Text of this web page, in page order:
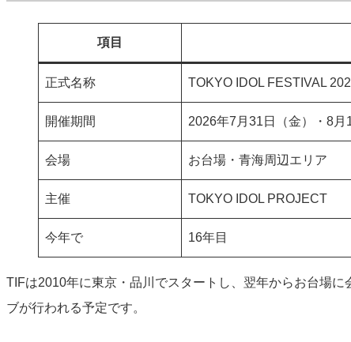
項目
正式名称 TOKYO IDOL FESTIVAL
開催期間 2026年7月31日（金）・8月
会場 お台場・青海周辺エリア
主催 TOKYO IDOL PROJECT
今年で 16年目
TIFは2010年に東京・品川でスタートし、翌年からお台場
ブが行われる予定です。